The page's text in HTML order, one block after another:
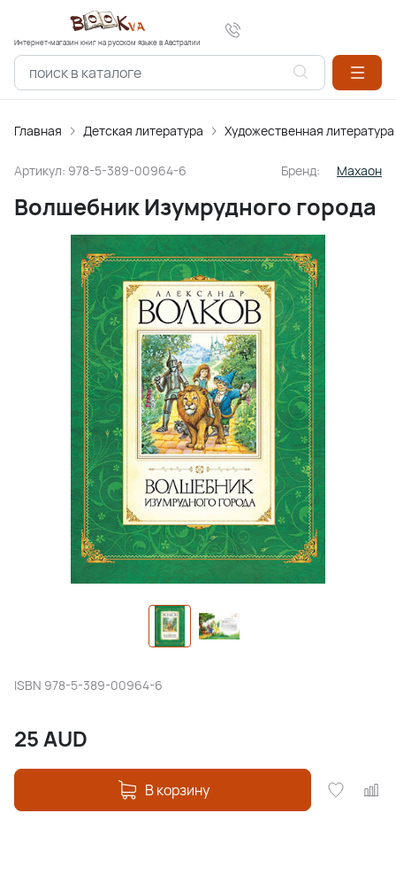
Интернет-магазин книг на русском языке в Австралии
Главная Детская литература Художественная литература
Артикул: 978-5-389-00964-6 Бренд: Махаон
Волшебник Изумрудного города
ISBN 978-5-389-00964-6
25AUD
В корзину